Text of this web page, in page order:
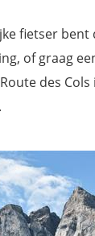
fietser bent
of graag
des Cols